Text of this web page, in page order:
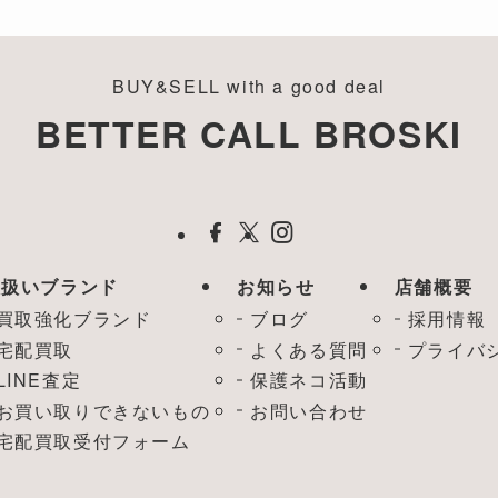
BUY&SELL with a good deal
BETTER CALL BROSKI
いブランド
取強化ブランド
配買取
査定
買い取りできないもの
配買取受付フォーム
お知らせ
ブログ
よくある質問
保護ネコ活動
お問い合わせ
店舗概要
採用情報
プライバ